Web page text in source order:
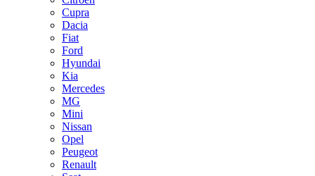
Cupra
Dacia
Fiat
Ford
Hyundai
Kia
Mercedes
MG
Mini
Nissan
Opel
Peugeot
Renault